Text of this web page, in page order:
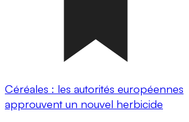
Céréales : les autorités européennes
approuvent un nouvel herbicide